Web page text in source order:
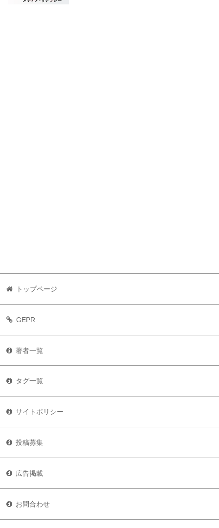
トップページ
GEPR
著者一覧
タグ一覧
サイトポリシー
投稿募集
広告掲載
お問合わせ